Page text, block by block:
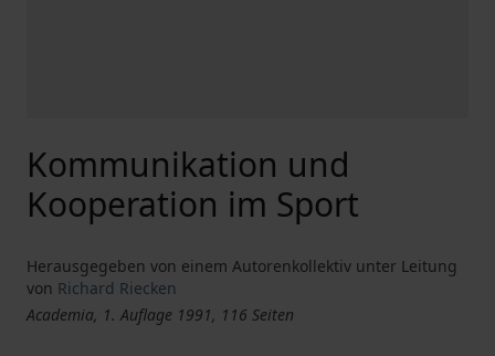
Kommunikation und
Kooperation im Sport
Herausgegeben von einem Autorenkollektiv unter Leitung
von Richard Riecken
Academia, 1. Auflage 1991, 116 Seiten